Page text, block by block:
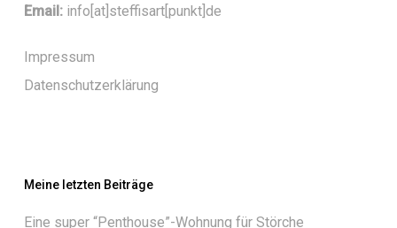
Email:info[at]steffisart[punkt]de
Impressum
Datenschutzerklärung
Meine letzten Beiträge
Eine super “Penthouse”-Wohnung für Störche